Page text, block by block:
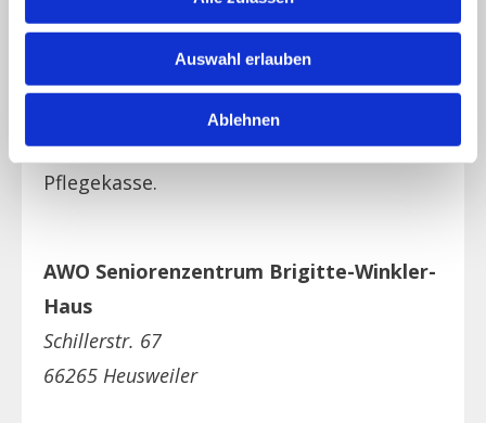
Auswahl erlauben
Ablehnen
Kostenerstattung geben Ihnen auch
gerne die teilnehmenden Einrichtungen,
die Pflegestützpunkte oder Ihre
Pflegekasse.
AWO Seniorenzentrum Brigitte-Winkler-
Haus
Schillerstr. 67
66265 Heusweiler